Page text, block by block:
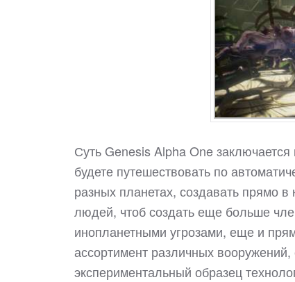
Суть Genesis Alpha One
будете путешествовать по
разных планетах, создавать прямо
людей, чтоб создать еще больше
инопланетными угрозами, еще и
ассортимент различных
экспериментальный образец